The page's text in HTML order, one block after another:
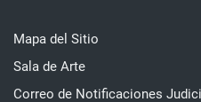
Mapa del Sitio
Sala de Arte
Correo de Notificaciones